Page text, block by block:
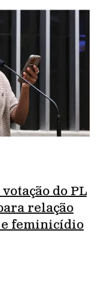
do PL
relação
e feminicídio